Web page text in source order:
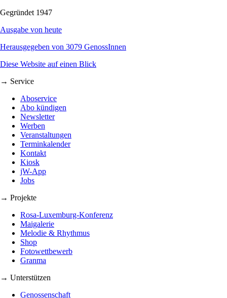
Gegründet 1947
Ausgabe von heute
Herausgegeben von 3079 GenossInnen
Diese Website auf einen Blick
→ Service
Aboservice
Abo kündigen
Newsletter
Werben
Veranstaltungen
Terminkalender
Kontakt
Kiosk
jW-App
Jobs
→ Projekte
Rosa-Luxemburg-Konferenz
Maigalerie
Melodie & Rhythmus
Shop
Fotowettbewerb
Granma
→ Unterstützen
Genossenschaft